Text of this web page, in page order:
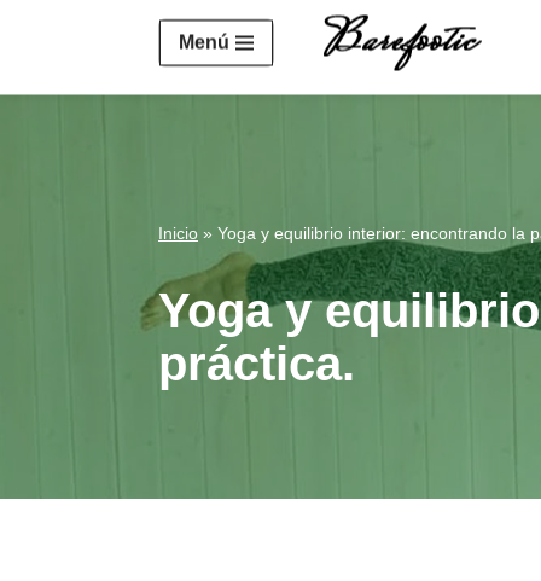
https://salesiq.zohopublic.eu/
Saltar
Menú
Inicio » Yoga y equilibrio interior: encontrando la
Yoga y
práctica.